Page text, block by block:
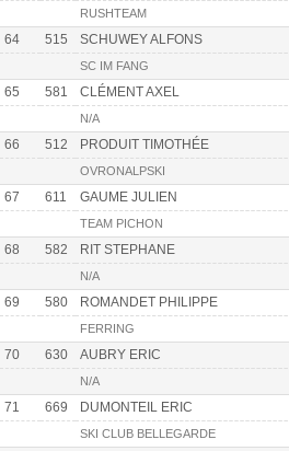
RUSHTEAM
64 515 SCHUWEY ALFONS
SC IM FANG
65 581 CLÉMENT AXEL
N/A
66 512 PRODUIT TIMOTHÉE
OVRONALPSKI
67 611 GAUME JULIEN
TEAM PICHON
68 582 RIT STEPHANE
N/A
69 580 ROMANDET PHILIPPE
FERRING
70 630 AUBRY ERIC
N/A
71 669 DUMONTEIL ERIC
SKI CLUB BELLEGARDE